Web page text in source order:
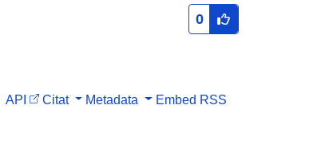
0
API Citat Metadata Embed RSS